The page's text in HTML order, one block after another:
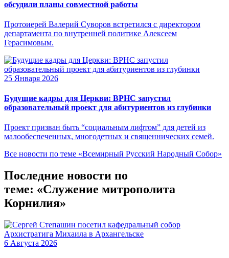
обсудили планы совместной работы
Протоиерей Валерий Суворов встретился с директором
департамента по внутренней политике Алексеем
Герасимовым.
25 Января 2026
Будущие кадры для Церкви: ВРНС запустил
образовательный проект для абитуриентов из глубинки
Проект призван быть “социальным лифтом” для детей из
малообеспеченных, многодетных и священнических семей.
Все новости по теме «Всемирный Русский Народный Собор»
Последние новости по
теме: «Служение митрополита
Корнилия»
6 Августа 2026